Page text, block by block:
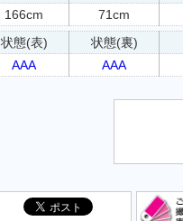
166cm
71cm
状態(表)
AAA
状態(裏)
AAA